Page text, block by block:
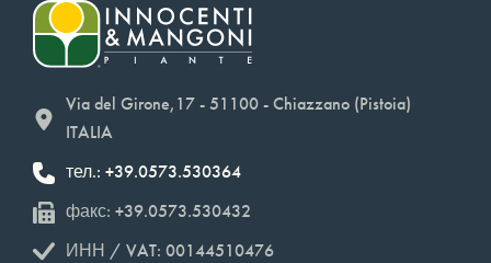
Via del Girone,17 - 51100 - Chiazzano (Pistoia)
ITALIA
тел.: +39.0573.530364
факс: +39.0573.530432
ИНН / VAT: 00144510476